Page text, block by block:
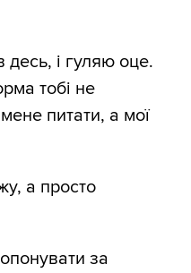
і гуляю оце.
тобі не
питати, а мої
а просто
за